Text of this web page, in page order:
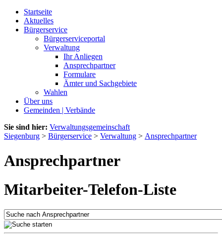
Startseite
Aktuelles
Bürgerservice
Bürgerserviceportal
Verwaltung
Ihr Anliegen
Ansprechpartner
Formulare
Ämter und Sachgebiete
Wahlen
Über uns
Gemeinden | Verbände
Sie sind hier: Verwaltungsgemeinschaft
Siegenburg > Bürgerservice > Verwaltung > Ansprechpartner
Ansprechpartner
Mitarbeiter-Telefon-Liste